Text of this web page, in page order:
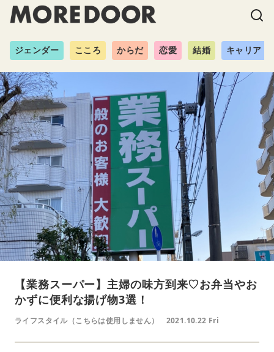
ジェンダー こころ からだ 恋愛 結婚 キャリア
【業務スーパー】主婦の味方到来♡お弁当やお
かずに便利な揚げ物3選！
ライフスタイル（こちらは使用しません） 2021.10.22 Fri